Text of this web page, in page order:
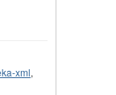
xml,